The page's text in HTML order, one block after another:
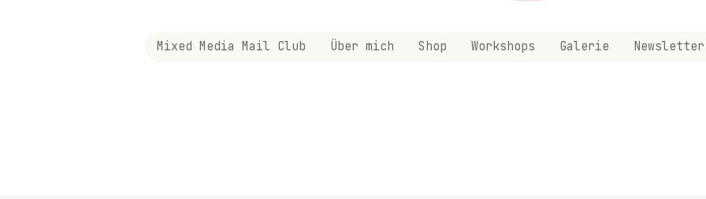
Mixed Media Mail Club Über mich Shop Workshops Galerie Newsletter